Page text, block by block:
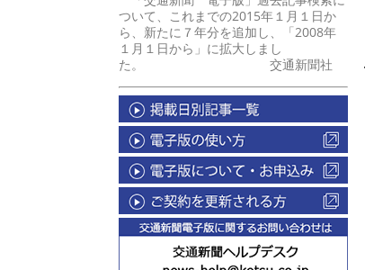
ついて、これまでの2015年１月１日か
ら、新たに７年分を追加し、「2008年
１月１日から」に拡大しまし
た。 交通新聞社